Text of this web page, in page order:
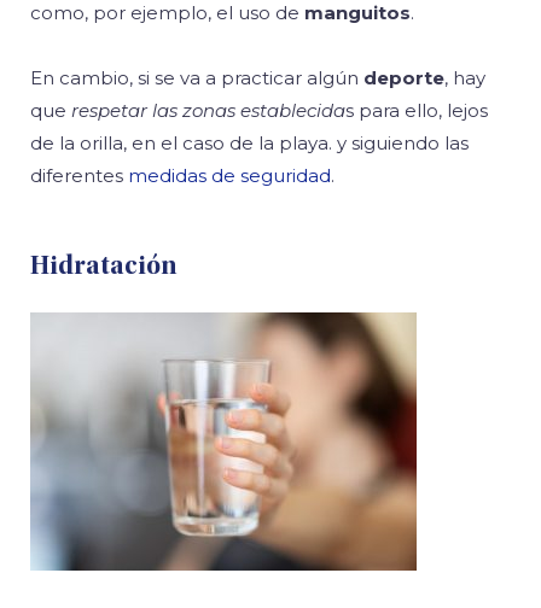
como, por ejemplo, el uso de manguitos.
En cambio, si se va a practicar algún deporte, hay
que respetar las zonas establecidas para ello, lejos
de la orilla, en el caso de la playa. y siguiendo las
diferentes medidas de seguridad.
Hidratación